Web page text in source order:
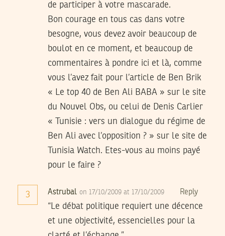
de participer à votre mascarade.
Bon courage en tous cas dans votre
besogne, vous devez avoir beaucoup de
boulot en ce moment, et beaucoup de
commentaires à pondre ici et là, comme
vous l’avez fait pour l’article de Ben Brik
« Le top 40 de Ben Ali BABA » sur le site
du Nouvel Obs, ou celui de Denis Carlier
« Tunisie : vers un dialogue du régime de
Ben Ali avec l’opposition ? » sur le site de
Tunisia Watch. Etes-vous au moins payé
pour le faire ?
3 Astrubal on 17/10/2009 at 17/10/2009 Reply
“Le débat politique requiert une décence
et une objectivité, essencielles pour la